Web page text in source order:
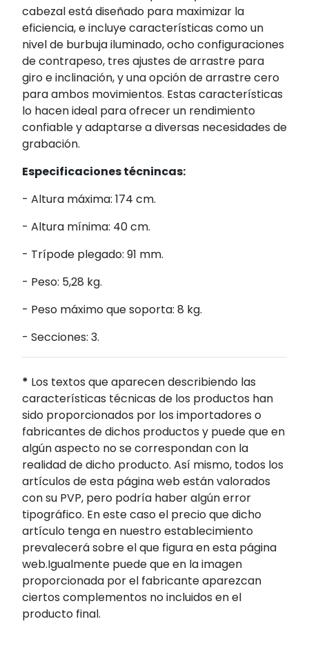
cabezal está diseñado para maximizar la
eficiencia, e incluye características como un
nivel de burbuja iluminado, ocho configuraciones
de contrapeso, tres ajustes de arrastre para
giro e inclinación, y una opción de arrastre cero
para ambos movimientos. Estas características
lo hacen ideal para ofrecer un rendimiento
confiable y adaptarse a diversas necesidades de
grabación.
Especificaciones técnincas:
- Altura máxima: 174 cm.
- Altura mínima: 40 cm.
- Trípode plegado: 91 mm.
- Peso: 5,28 kg.
- Peso máximo que soporta: 8 kg.
- Secciones: 3.
* Los textos que aparecen describiendo las
características técnicas de los productos han
sido proporcionados por los importadores o
fabricantes de dichos productos y puede que en
algún aspecto no se correspondan con la
realidad de dicho producto. Así mismo, todos los
artículos de esta página web están valorados
con su PVP, pero podría haber algún error
tipográfico. En este caso el precio que dicho
artículo tenga en nuestro establecimiento
prevalecerá sobre el que figura en esta página
web.Igualmente puede que en la imagen
proporcionada por el fabricante aparezcan
ciertos complementos no incluidos en el
producto final.